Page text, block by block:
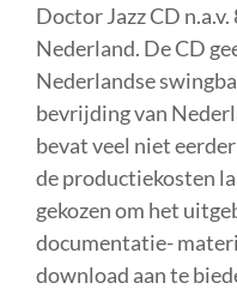
Doctor Jazz CD
Nederland. De CD
Nederlandse
bevrijding van
bevat veel niet
de productiekosten
gekozen om het
documentatie-
download aan te